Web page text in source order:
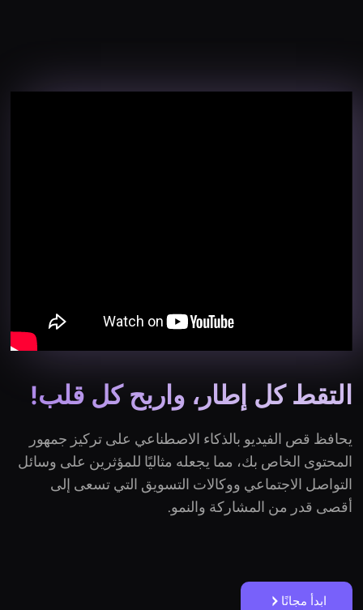
التقط كل إطار، واربح كل قلب!
يحافظ قص الفيديو بالذكاء الاصطناعي على تركيز جمهور
المحتوى الخاص بك، مما يجعله مثاليًا للمؤثرين على وسائل
التواصل الاجتماعي ووكالات التسويق التي تسعى إلى
أقصى قدر من المشاركة والنمو.
ابدأ مجانًا